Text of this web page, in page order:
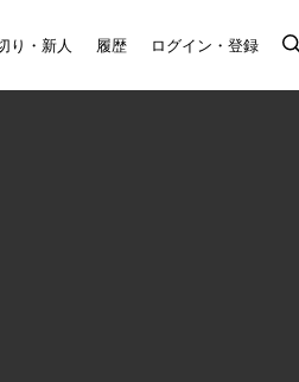
り・新人 履歴 ログイン・登録
検